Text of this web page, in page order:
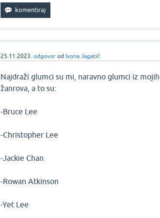
25.11.2023. odgovor od Ivona Jagatić
Najdraži glumci su mi, naravno glumci iz
žanrova, a to su:
-Bruce Lee
-Christopher Lee
-Jackie Chan
-Rowan Atkinson
-Yet Lee